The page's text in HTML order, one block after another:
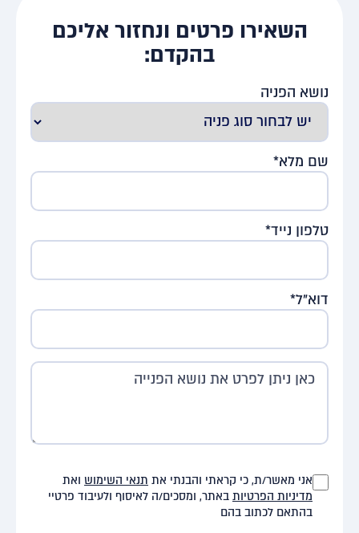
השאירו פרטים ונחזור אליכם
בהקדם:
נושא הפניה
שם מלא*
טלפון נייד*
דוא"ל*
אני מאשר/ת, כי קראתי והבנתי את תנאי השימוש ואת
מדיניות הפרטיות באתר, ומסכים/ה לאיסוף ולעיבוד פרטיי
בהתאם לכתוב בהם